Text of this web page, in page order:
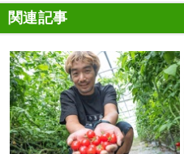
関連記事